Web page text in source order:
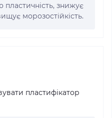
знижує
морозостійкість.
пластифікатор